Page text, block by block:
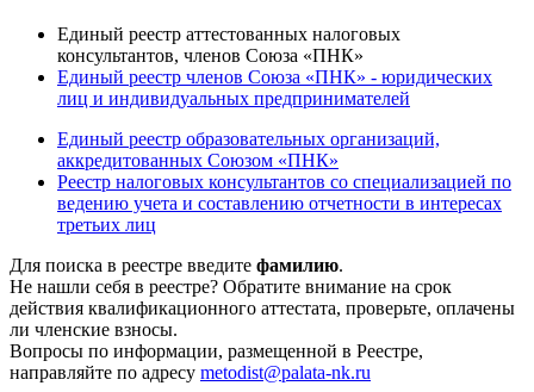
Единый реестр аттестованных налоговых
консультантов, членов Союза «ПНК»
Единый реестр членов Союза «ПНК» - юридических
лиц и индивидуальных предпринимателей
Единый реестр образовательных организаций,
аккредитованных Союзом «ПНК»
Реестр налоговых консультантов со специализацией по
ведению учета и составлению отчетности в интересах
третьих лиц
Для поиска в реестре введите фамилию.
Не нашли себя в реестре? Обратите внимание на срок
действия квалификационного аттестата, проверьте, оплачены
ли членские взносы.
Вопросы по информации, размещенной в Реестре,
направляйте по адресу metodist@palata-nk.ru